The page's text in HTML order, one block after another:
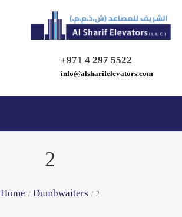
+971 4 297 5522
info@alsharifelevators.com
2
Home / Dumbwaiters / 2